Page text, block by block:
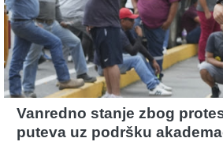
Vanredno stanje zbog
puteva uz podršku